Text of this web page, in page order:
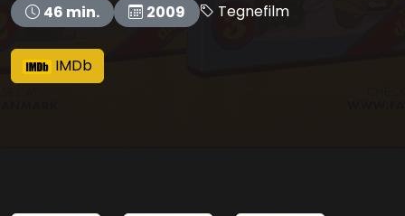
46 min.
2009 Tegnefilm
IMDb